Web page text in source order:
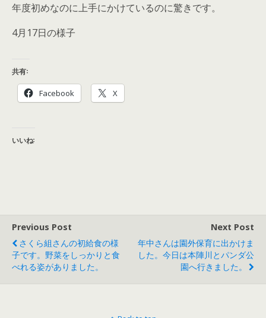
年度初めなのに上手にかけているのに驚きです。
4月17日の様子
共有:
Facebook X
いいね:
Previous Post
さくら組さんの初給食の様
子です。野菜をしっかりと食
べれる姿がありました。
Next Post
年中さんは園外保育に出かけま
した。今日は本陣川とパンダ公
園へ行きました。